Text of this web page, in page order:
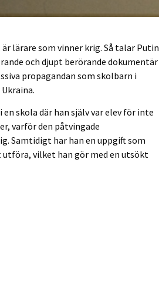
lärare som vinner krig. Så talar Putin
och djupt berörande dokumentär
propagandan som skolbarn i
skola där han själv var elev för inte
varför den påtvingade
Samtidigt har han en uppgift som
vilket han gör med en utsökt